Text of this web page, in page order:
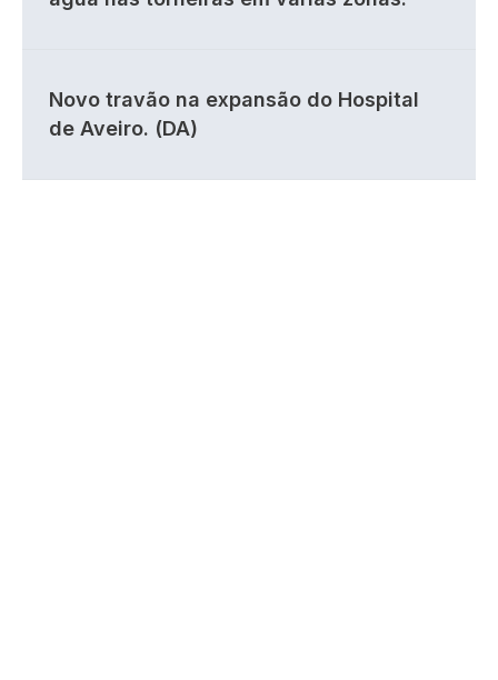
Novo travão na expansão do Hospital
de Aveiro. (DA)